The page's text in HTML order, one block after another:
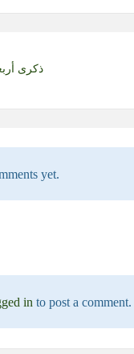
ذكرى
yet.
in to post a comment.